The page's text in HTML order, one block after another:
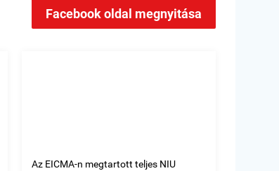
Facebook oldal megnyitása
Az EICMA-n megtartott teljes NIU